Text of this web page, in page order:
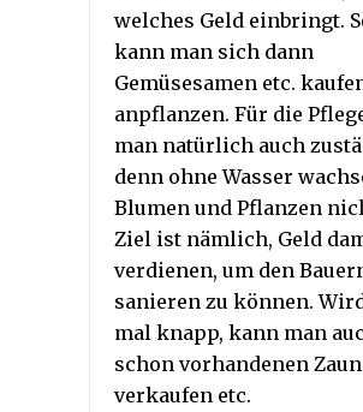
welches Geld einbringt.
kann man sich dann
Gemüsesamen etc.
anpflanzen. Für die
man natürlich auch
denn ohne Wasser
Blumen und Pflanzen
Ziel ist nämlich, Geld
verdienen, um den
sanieren zu können.
mal knapp, kann man
schon vorhandenen Zaun
verkaufen etc.